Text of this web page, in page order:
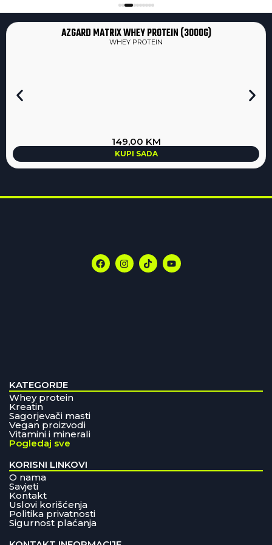
AZGARD MATRIX WHEY PROTEIN (3000G)
WHEY PROTEIN
149,00 KM
KUPI SADA
KATEGORIJE
Whey protein
Kreatin
Sagorjevači masti
Vegan proizvodi
Vitamini i minerali
Pogledaj sve
KORISNI LINKOVI
O nama
Savjeti
Kontakt
Uslovi korišćenja
Politika privatnosti
Sigurnost plaćanja